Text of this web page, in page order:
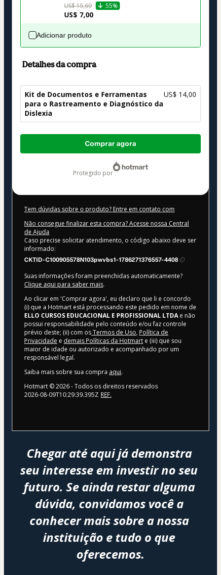
US$ 15,69 55%
US$ 7,00
Adicionar produto
Detalhes da compra
Kit de Documentos e Ferramentas
para o Rastreamento e Diagnóstico da
Dislexia
US$ 14,00
Total
US$ 14,00
Comprar agora
protegido por
Tem dúvidas sobre o produto? Entre em contato com
Não consegue finalizar esta compra? Acesse nossa Central
de Ajuda
Caso precise solicitar atendimento, o código abaixo deve ser
informado:
CKTID-C100905578N103pwvbs1-1786271376557-4408
Suas informações foram preenchidas automaticamente?
Clique aqui para saber mais.
Ao clicar em 'Comprar agora', eu declaro que li e concordo
(i) que a Hotmart está processando este pedido em nome de
ELLO CURSOS EDUCACIONAL E PROFISSIONAL LTDAe não
possui responsabilidade pelo conteúdo e/ou faz controle
prévio deste; (ii) com osTermos de Uso, Política de
Privacidade e demais Políticas da Hotmart e (iii) que sou
maior de idade ou autorizado e acompanhado por um
responsável legal.
Saiba mais sobre sua compra aqui.
Hotmart ©2026- Todos os direitos reservados
2026-08-09T10:29:39.395Z REF.
Chegar até aqui já demonstra
seu interesse em investir no seu
futuro. Se ainda restar alguma
dúvida, convidamos você a
conhecer mais sobre a nossa
instituição e tudo o que
oferecemos.